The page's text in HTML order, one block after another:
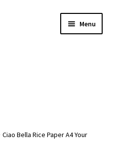
Menu
Ciao Bella Rice Paper A4 Your